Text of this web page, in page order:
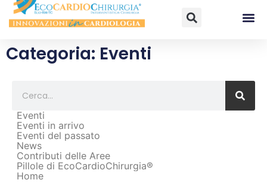
Categoria: Eventi
Eventi
Eventi in arrivo
Eventi del passato
News
Contributi delle Aree
Pillole di EcoCardioChirurgia®
Home